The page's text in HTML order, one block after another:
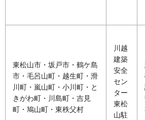
東松山市・坂戸市・鶴ケ島
市・毛呂山町・越生町・滑
川町・嵐山町・小川町・と
きがわ町・川島町・吉見
町・鳩山町・東秩父村
川越
建築
安全
セン
ター
東松
山駐